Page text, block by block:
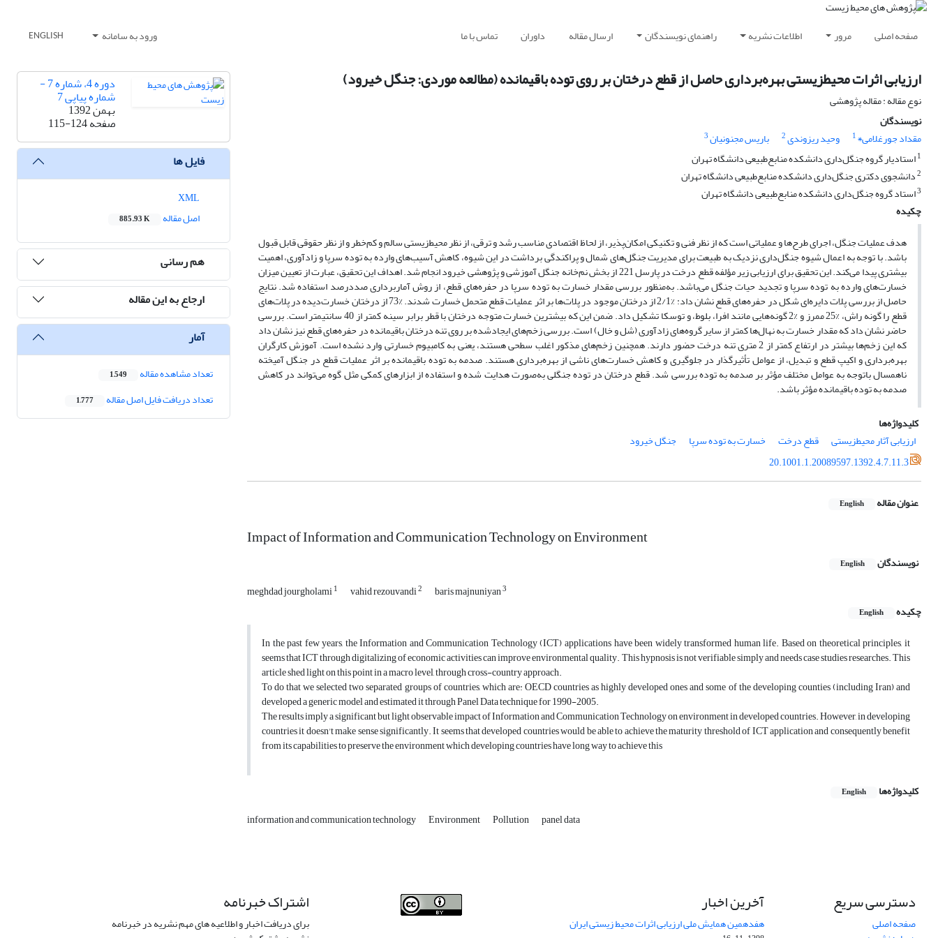
صفحه اصلی مرور اطلاعات نشریه راهنمای نویسندگان ارسال مقاله داوران تماس با ما ورود به سامانه ENGLISH
ارزیابی اثرات محیط‏زیستی بهره‌برداری حاصل از قطع درختان بر روی توده باقیمانده (مطالعه موردی: جنگل خیرود)
نوع مقاله : مقاله پژوهشی
نویسندگان
مقداد جورغلامی٭1 وحید ریزوندی2 باریس مجنونیان3
1استادیار گروه جنگل‌داری دانشکده منابع‌طبیعی دانشگاه تهران
2دانشجوی دکتری جنگل‌داری دانشکده منابع‌طبیعی دانشگاه تهران
3استاد گروه جنگل‌داری دانشکده منابع‌طبیعی دانشگاه تهران
چکیده
هدف عملیات جنگل، اجرای طرح‌ها و عملیاتی است که از نظر فنی و تکنیکی امکان‌پذیر، از لحاظ اقتصادی مناسب رشد و ترقی، از نظر محیط‌زیستی سالم و کم‌‌خطر و از نظر حقوقی قابل قبول
باشد. با توجه به اعمال شیوه جنگل‌داری نزدیک به طبیعت برای مدیریت جنگل‌های شمال و پراکندگی برداشت در این شیوه، کاهش آسیب‌های وارده به توده سرپا و زادآوری، اهمیت
بیشتری پیدا می‌کند. این تحقیق برای ارزیابی زیر مؤلفه قطع درخت در پارسل 221 از بخش نم‌خانه جنگل آموزشی و پژوهشی خیرود انجام شد. اهداف این تحقیق، عبارت از تعیین میزان
خسارت‌های وارده به توده سرپا و تجدید حیات جنگل می‌باشد. به‌منظور بررسی مقدار خسارت به توده سرپا در حفره‌های قطع، از روش آمار‌برداری صددرصد استفاده شد. نتایج
حاصل از بررسی پلات دایره‌ای ‌شکل در حفره‌های قطع نشان داد: %2/1 از درختان موجود در پلات‌ها بر اثر عملیات قطع متحمل خسارت شدند. %73 از درختان خسارت‌دیده در پلات‌های
قطع را گونه راش، %25 ممرز و %2 گونه‌هایی مانند افرا، بلوط، و توسکا تشکیل داد. ضمن این که بیشترین خسارت متوجه درختان با قطر برابر سینه کمتر از 40 سانتی‏متر است. بررسی
حاضر نشان داد که مقدار خسارت به نهال‌ها کمتر از سایر گروه‌های زادآوری (شل و خال) است. بررسی زخم‌های ایجاد‌شده بر روی تنه درختان باقیمانده در حفره‌های قطع نیز نشان داد
که این زخم‌ها بیشتر در ارتفاع کمتر از 2 متری تنه درخت حضور دارند. همچنین زخم‌های مذکور اغلب سطحی هستند، یعنی به کامبیوم خسارتی وارد نشده است. آموزش کارگران
بهره‌برداری و اکیپ قطع و تبدیل، از عوامل تأثیرگذار در جلوگیری و کاهش خسارت‌های ناشی از بهره‌برداری هستند. صدمه به توده باقیمانده بر اثر عملیات قطع در جنگل آمیخته
ناهمسال باتوجه به عوامل مختلف مؤثر بر صدمه به توده بررسی شد. قطع درختان در توده جنگلی به‌صورت هدایت شده و استفاده از ابزارهای کمکی مثل گوه می‌تواند در کاهش
صدمه به توده باقیمانده مؤثر باشد.
کلیدواژه‌ها
ارزیابی آثار محیط‏زیستی
قطع درخت خسارت به توده سرپا
جنگل خیرود
20.1001.1.20089597.1392.4.7.11.3
عنوان مقاله English
Impact of Information and Communication Technology on Environment
نویسندگان English
meghdad jourgholami1 vahid rezouvandi2 baris majnuniyan3
چکیده English
In the past few years, the Information and Communication Technology (ICT) applications have been widely transformed human life. Based on theoretical principles, it
seems that ICT through digitalizing of economic activities can improve environmental quality. This hypnosis is not verifiable simply and needs case studies researches. This
article shed light on this point in a macro level, through cross-country approach.
To do that we selected two separated groups of countries, which are: OECD countries as highly developed ones and some of the developing counties (including Iran) and
developed a generic model and estimated it through Panel Data technique for 1990-2005.
The results imply a significant but light observable impact of Information and Communication Technology on environment in developed countries. However, in developing
countries it doesn't make sense significantly. It seems that developed countries would be able to achieve the maturity threshold of ICT application and consequently benefit
from its capabilities to preserve the environment which developing countries have long way to achieve this
کلیدواژه‌ها English
information and communication technology Environment Pollution panel data
دوره 4، شماره 7 -
شماره پیاپی 7
بهمن 1392
صفحه115-124
فایل ها
اصل مقاله
885.93 K
هم رسانی
ارجاع به این مقاله
آمار
تعداد مشاهده مقاله 1,549
تعداد دریافت فایل اصل مقاله 1,777
دسترسی سریع
صفحه اصلی
آخرین اخبار
هفدهمین همایش ملی ارزیابی اثرات محیط زیستی ایران
اشتراک خبرنامه
برای دریافت اخبار و اطلاعیه های مهم نشریه در خبرنامه